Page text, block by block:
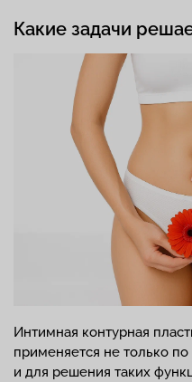
Какие задачи
Интимная контурная
применяется не только
и для решения таких